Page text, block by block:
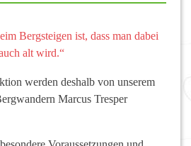
Bergsteigen ist, dass man dabei
alt wird.“
werden deshalb von unserem
Marcus Tresper